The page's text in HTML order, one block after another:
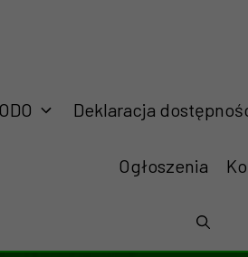
Deklaracja
Ogłoszenia